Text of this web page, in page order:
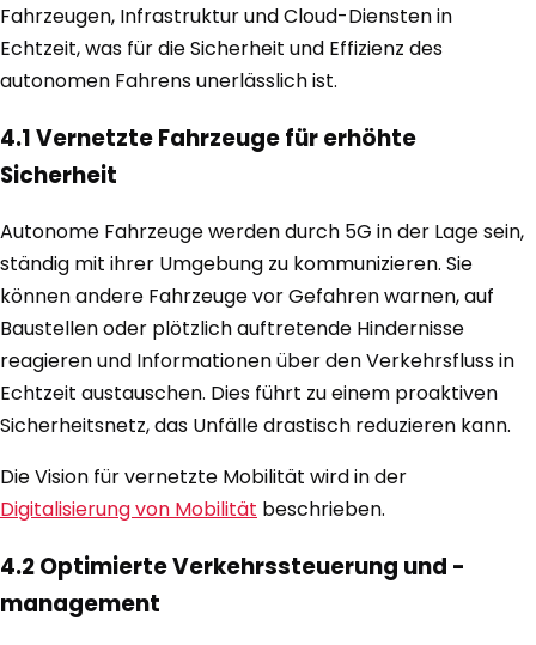
Fahrzeugen, Infrastruktur und Cloud-Diensten in
Echtzeit, was für die Sicherheit und Effizienz des
autonomen Fahrens unerlässlich ist.
4.1 Vernetzte Fahrzeuge für erhöhte
Sicherheit
Autonome Fahrzeuge werden durch 5G in der Lage sein,
ständig mit ihrer Umgebung zu kommunizieren. Sie
können andere Fahrzeuge vor Gefahren warnen, auf
Baustellen oder plötzlich auftretende Hindernisse
reagieren und Informationen über den Verkehrsfluss in
Echtzeit austauschen. Dies führt zu einem proaktiven
Sicherheitsnetz, das Unfälle drastisch reduzieren kann.
Die Vision für vernetzte Mobilität wird in der
Digitalisierung von Mobilität beschrieben.
4.2 Optimierte Verkehrssteuerung und -
management